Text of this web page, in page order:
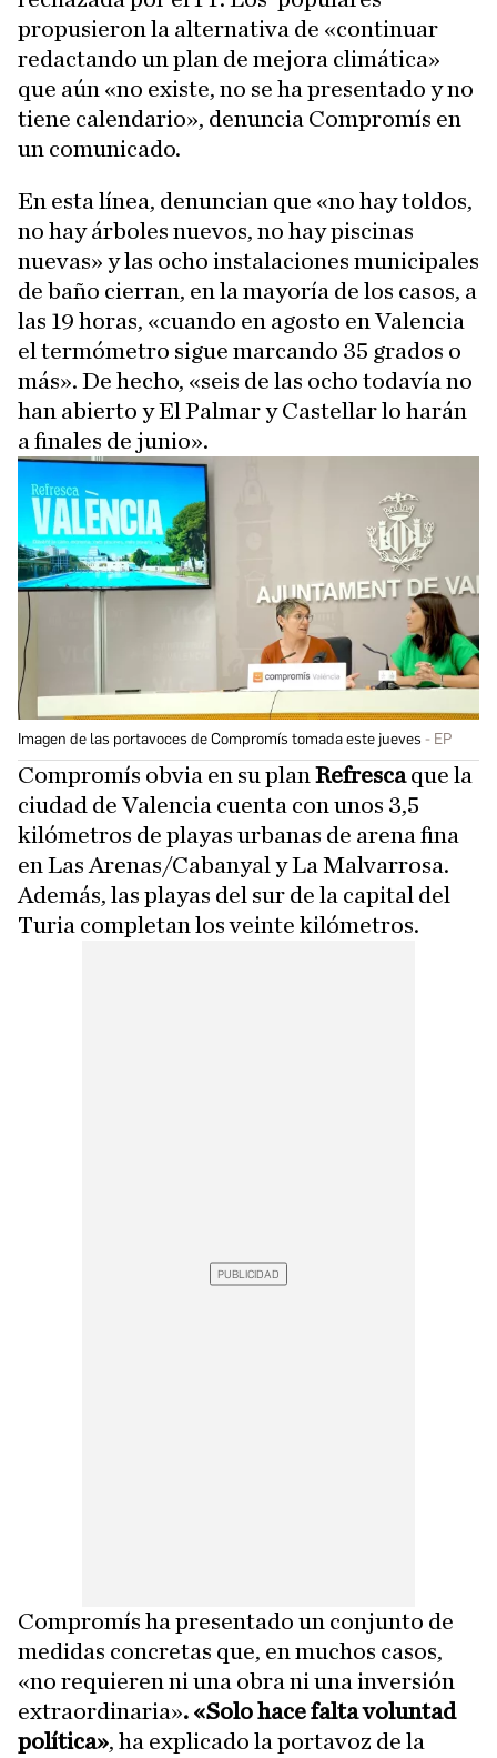
propusieron la alternativa de «continuar
redactando un plan de mejora climática»
que aún «no existe, no se ha presentado y no
tiene calendario», denuncia Compromís en
un comunicado.
En esta línea, denuncian que «no hay toldos,
no hay árboles nuevos, no hay piscinas
nuevas» y las ocho instalaciones municipales
de baño cierran, en la mayoría de los casos, a
las 19 horas, «cuando en agosto en Valencia
el termómetro sigue marcando 35 grados o
más». De hecho, «seis de las ocho todavía no
han abierto y El Palmar y Castellar lo harán
a finales de junio».
Imagen de las portavoces de Compromís tomada este jueves EP
Compromís obvia en su plan Refrescaque la
ciudad de Valencia cuenta con unos 3,5
kilómetros de playas urbanas de arena fina
en Las Arenas/Cabanyal y La Malvarrosa.
Además, las playas del sur de la capital del
Turia completan los veinte kilómetros.
Compromís ha presentado un conjunto de
medidas concretas que, en muchos casos,
«no requieren ni una obra ni una inversión
extraordinaria». «Solo hace falta voluntad
política», ha explicado la portavoz de la